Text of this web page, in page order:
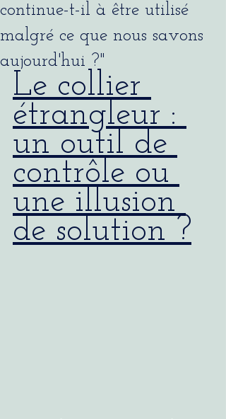
continue-t-il à être utilisé
malgré ce que nous savons
aujourd'hui ?"
Le collier
étrangleur :
un outil de
contrôle ou
une illusion
de solution ?